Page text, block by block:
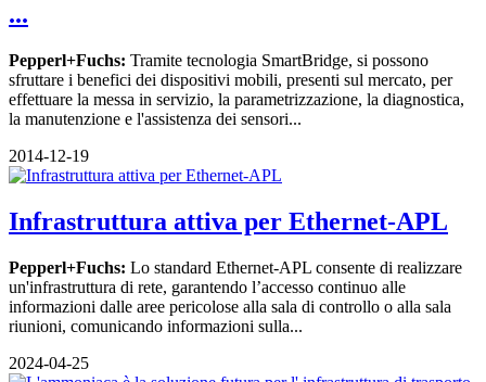
...
Pepperl+Fuchs: Tramite tecnologia SmartBridge, si possono
sfruttare i benefici dei dispositivi mobili, presenti sul mercato, per
effettuare la messa in servizio, la parametrizzazione, la diagnostica,
la manutenzione e l'assistenza dei sensori...
2014-12-19
Infrastruttura attiva per Ethernet-APL
Pepperl+Fuchs: Lo standard Ethernet-APL consente di realizzare
un'infrastruttura di rete, garantendo l’accesso continuo alle
informazioni dalle aree pericolose alla sala di controllo o alla sala
riunioni, comunicando informazioni sulla...
2024-04-25